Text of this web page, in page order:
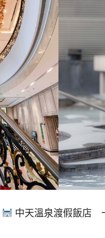
中天溫泉渡假飯店